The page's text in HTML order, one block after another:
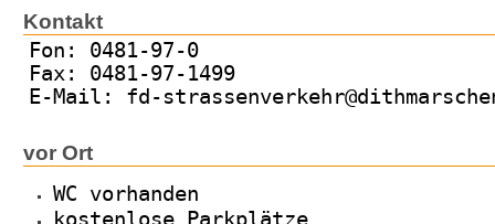
Kontakt
Fon: 0481-97-0
Fax: 0481-97-1499
E-Mail: fd-
vor Ort
WC vorhanden
kostenlose Parkplätze